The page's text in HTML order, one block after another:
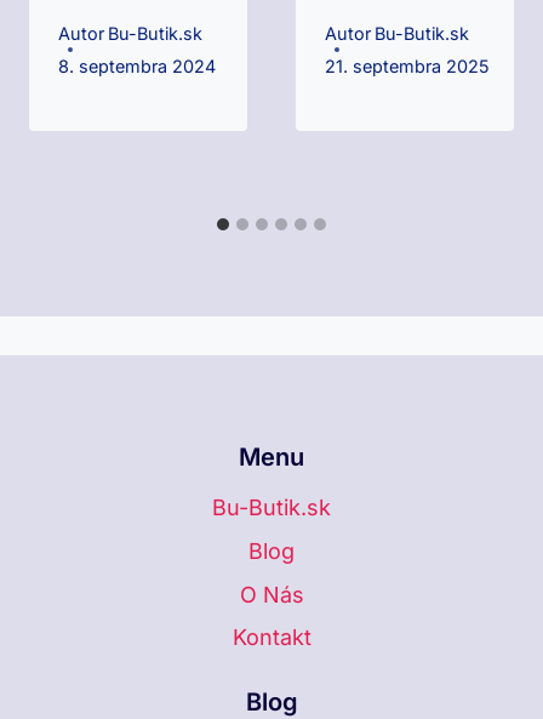
Autor Bu-Butik.sk
8. septembra 2024
Autor Bu-Butik.sk
21. septembra 2025
Menu
Bu-Butik.sk
Blog
O Nás
Kontakt
Blog